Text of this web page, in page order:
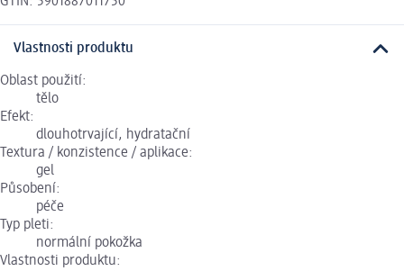
Vlastnosti produktu
Oblast použití:
tělo
Efekt:
dlouhotrvající, hydratační
Textura / konzistence / aplikace:
gel
Působení:
péče
Typ pleti:
normální pokožka
Vlastnosti produktu: